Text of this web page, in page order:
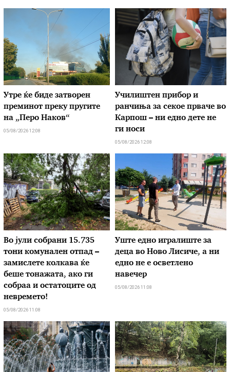
Утре ќе биде затворен
преминот преку пругите
на „Перо Наков“
05/08/2026 12:08
Училиштен прибор и
ранчиња за секое прваче во
Карпош – ни едно дете не
ги носи
05/08/2026 12:08
Во јули собрани 15.735
тони комунален отпад –
замислете колкава ќе
беше тонажата, ако ги
собраа и остатоците од
невремето!
05/08/2026 11:08
Уште едно игралиште за
деца во Ново Лисиче, а ни
едно не е осветлено
навечер
05/08/2026 11:08